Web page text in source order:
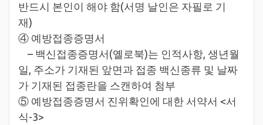
반드시 본인이 해야 함(서명 날인은 자필로 기
재)
④ 예방접종증명서
– 백신접종증명서(옐로북)는 인적사항, 생년월
일, 주소가 기재된 앞면과 접종 백신종류 및 날짜
가 기재된 접종란을 스캔하여 첨부
⑤ 예방접종증명서 진위확인에 대한 서약서 <서
식-3>